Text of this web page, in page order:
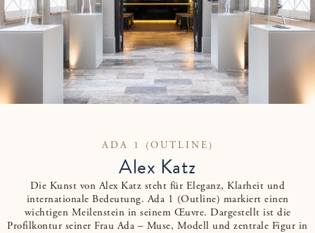
ADA 1 (OUTLINE)
Alex Katz
Die Kunst von Alex Katz steht für Eleganz, Klarheit und
internationale Bedeutung. Ada 1 (Outline) markiert einen
wichtigen Meilenstein in seinem Œuvre. Dargestellt ist die
Profilkontur seiner Frau Ada – Muse, Modell und zentrale Figur in